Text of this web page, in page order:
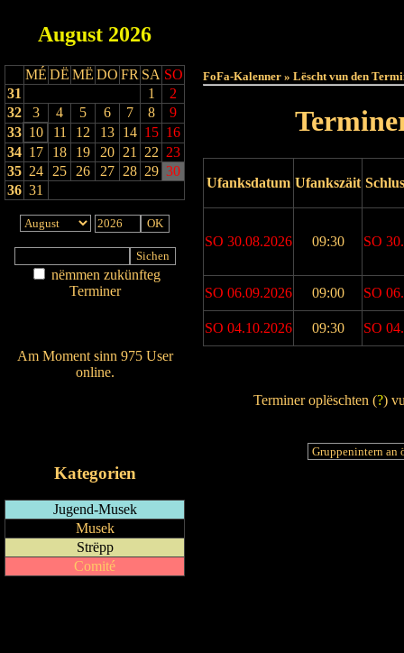
August 2026
MÉ DË MË DO FR SA SO
31
1
2
32
3 4 5 6 7 8
9
33 10 11 12 13 14 15 16
34 17 18 19 20 21 22 23
35 24 25 26 27 28 29 30
36 31
nëmmen zukünfteg
Terminer
Am Moment sinn 975 User
online.
Kategorien
Jugend-Musek
Musek
Strëpp
Comité
FoFa-Kalenner » Lëscht vun den
Ufanksdatum Ufankszäit
SO 30.08.2026 09:30 SO
SO 06.09.2026 09:00 SO
SO 04.10.2026 09:30 SO
Terminer oplëschten (?)